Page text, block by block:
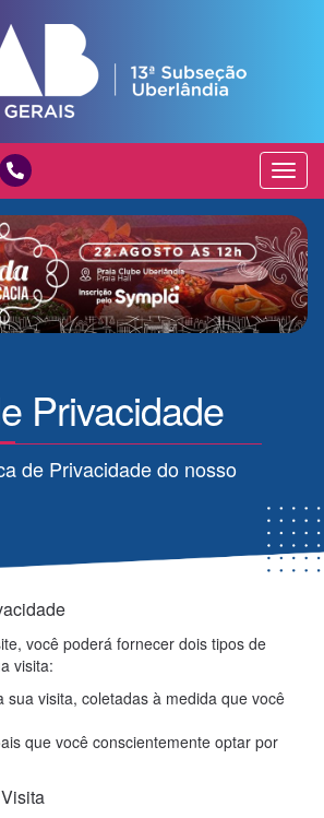
Exibir
Privacidade
de Privacidade do nosso
você poderá fornecer dois tipos de
visita:
sua visita, coletadas à medida que você
que você conscientemente optar por